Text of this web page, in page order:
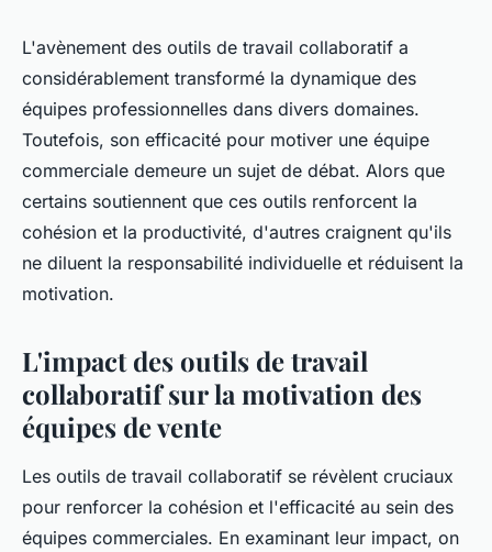
Outil de travail collaboratif :
Est-ce efficace pour motiver
une équipe commerciale ?
Charles•10 avril 2024•4 min de lecture
L'avènement des outils de travail collaboratif a
considérablement transformé la dynamique des
équipes professionnelles dans divers domaines.
Toutefois, son efficacité pour motiver une équipe
commerciale demeure un sujet de débat. Alors que
certains soutiennent que ces outils renforcent la
cohésion et la productivité, d'autres craignent qu'ils
ne diluent la responsabilité individuelle et réduisent la
motivation.
L'impact des outils de travail
collaboratif sur la motivation des
équipes de vente
Les outils de travail collaboratif se révèlent cruciaux
pour renforcer la cohésion et l'efficacité au sein des
équipes commerciales. En examinant leur impact, on